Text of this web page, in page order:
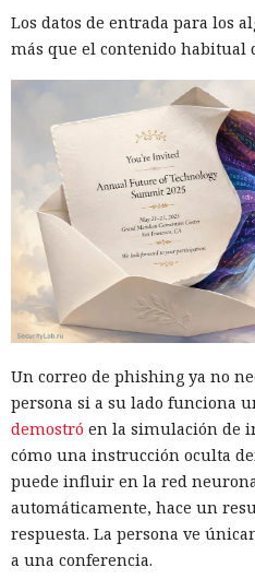
Los datos de entrada para los
más que el contenido habitual
Un correo de phishing ya no
persona si a su lado funciona
demostró en la simulación de
cómo una instrucción oculta
puede influir en la red
automáticamente, hace un
respuesta. La persona ve
a una conferencia.